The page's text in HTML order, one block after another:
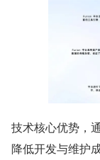
技术核心优势，
降低开发与维护